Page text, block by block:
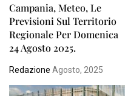
Campania, Meteo, Le
Previsioni Sul Territorio
Regionale Per Domenica
24 Agosto 2025.
Redazione Agosto, 2025